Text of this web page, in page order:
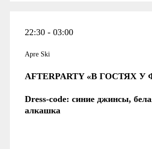
22:30 - 03:00
Apre Ski
AFTERPARTY «В ГОСТЯХ У
Dress-code: синие джинсы,
алкашка